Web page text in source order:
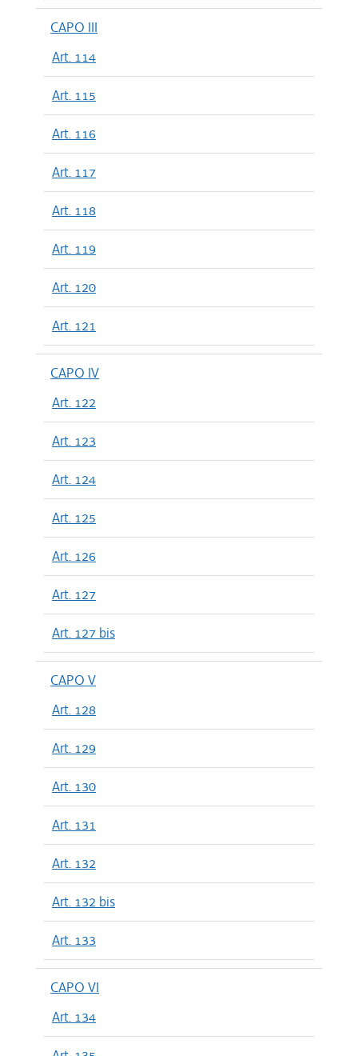
CAPO III
Art. 114
Art. 115
Art. 116
Art. 117
Art. 118
Art. 119
Art. 120
Art. 121
CAPO IV
Art. 122
Art. 123
Art. 124
Art. 125
Art. 126
Art. 127
Art. 127 bis
CAPO V
Art. 128
Art. 129
Art. 130
Art. 131
Art. 132
Art. 132 bis
Art. 133
CAPO VI
Art. 134